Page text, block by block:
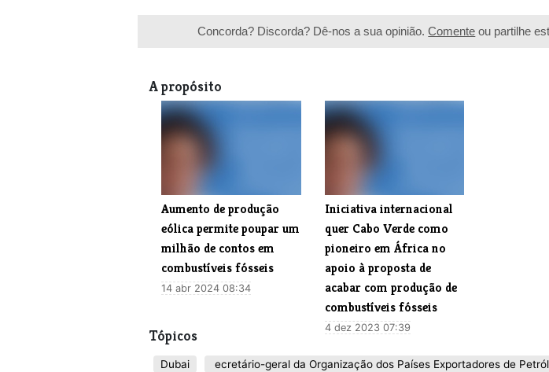
Concorda? Discorda? Dê-nos a sua opinião.Comente ou partilhe
A propósito
Aumento de produção
eólica permite poupar um
milhão de contos em
combustíveis fósseis
14 abr 2024 08:34
​Iniciativa internacional
quer Cabo Verde como
pioneiro em África no
apoio à proposta de
acabar com produção de
combustíveis fósseis
4 dez 2023 07:39
Tópicos
Dubai ecretário-geral da Organização dos Países Exportadores de